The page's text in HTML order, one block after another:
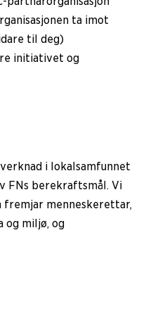
ta imot
til deg)
initiativet og
i lokalsamfunnet
FNs berekraftsmål. Vi
fremjar menneskerettar,
og miljø, og